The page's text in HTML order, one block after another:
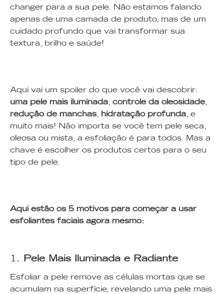
changer para a sua pele. Não estamos falando
apenas de uma camada de produto, mas de um
cuidado profundo que vai transformar sua
textura, brilho e saúde!
Aqui vai um spoiler do que você vai descobrir:
uma pele mais iluminada, controle da oleosidade,
redução de manchas, hidratação profunda, e
muito mais! Não importa se você tem pele seca,
oleosa ou mista, a esfoliação é para todos. Mas a
chave é escolher os produtos certos para o seu
tipo de pele.
Aqui estão os 5 motivos para começar a usar
esfoliantes faciais agora mesmo:
1. Pele Mais Iluminada e Radiante
Esfoliar a pele remove as células mortas que se
acumulam na superfície, revelando uma pele mais